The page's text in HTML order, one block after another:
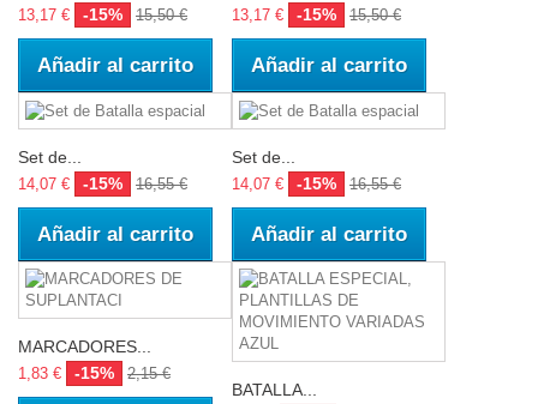
13,17 € -15% 15,50 €
Añadir al carrito
13,17 € -15% 15,50 €
Añadir al carrito
Set de...
14,07 € -15% 16,55 €
Añadir al carrito
Set de...
14,07 € -15% 16,55 €
Añadir al carrito
MARCADORES...
1,83 € -15% 2,15 €
BATALLA...